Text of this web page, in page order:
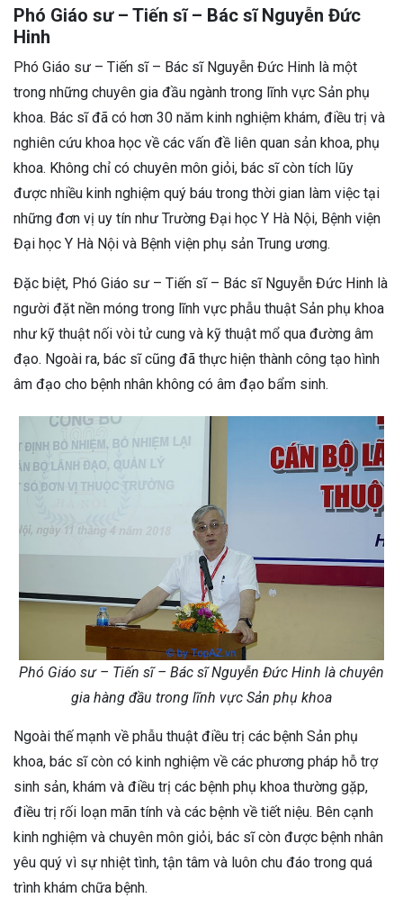
Phó Giáo sư – Tiến sĩ – Bác sĩ Nguyễn Đức
Hinh
Phó Giáo sư – Tiến sĩ – Bác sĩ Nguyễn Đức Hinh là một
trong những chuyên gia đầu ngành trong lĩnh vực Sản phụ
khoa. Bác sĩ đã có hơn 30 năm kinh nghiệm khám, điều trị và
nghiên cứu khoa học về các vấn đề liên quan sản khoa, phụ
khoa. Không chỉ có chuyên môn giỏi, bác sĩ còn tích lũy
được nhiều kinh nghiệm quý báu trong thời gian làm việc tại
những đơn vị uy tín như Trường Đại học Y Hà Nội, Bệnh viện
Đại học Y Hà Nội và Bệnh viện phụ sản Trung ương.
Đặc biệt, Phó Giáo sư – Tiến sĩ – Bác sĩ Nguyễn Đức Hinh là
người đặt nền móng trong lĩnh vực phẫu thuật Sản phụ khoa
như kỹ thuật nối vòi tử cung và kỹ thuật mổ qua đường âm
đạo. Ngoài ra, bác sĩ cũng đã thực hiện thành công tạo hình
âm đạo cho bệnh nhân không có âm đạo bẩm sinh.
Phó Giáo sư – Tiến sĩ – Bác sĩ Nguyễn Đức Hinh là chuyên
gia hàng đầu trong lĩnh vực Sản phụ khoa
Ngoài thế mạnh về phẫu thuật điều trị các bệnh Sản phụ
khoa, bác sĩ còn có kinh nghiệm về các phương pháp hỗ trợ
sinh sản, khám và điều trị các bệnh phụ khoa thường gặp,
điều trị rối loạn mãn tính và các bệnh về tiết niệu. Bên cạnh
kinh nghiệm và chuyên môn giỏi, bác sĩ còn được bệnh nhân
yêu quý vì sự nhiệt tình, tận tâm và luôn chu đáo trong quá
trình khám chữa bệnh.